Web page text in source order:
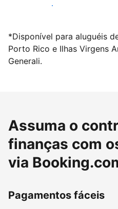
Anunciar conosco
*Disponível para aluguéis
Porto Rico e Ilhas Virgens
Generali.
Assuma o
finanças com
via
Pagamentos fáceis